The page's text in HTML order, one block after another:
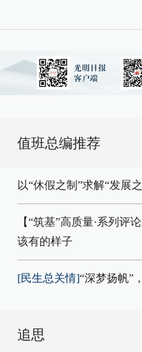
值班总编推荐
以“休假之制”求解“发展
【“筑基”高质量·系列评
该有的样子
[民生总关情]“深梦扬帆”
追思